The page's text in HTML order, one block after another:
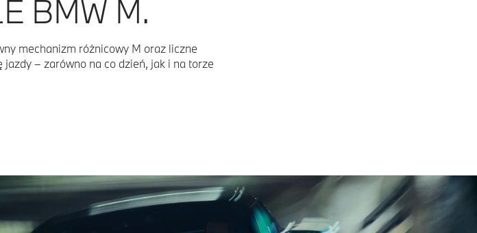
BMW M.
mechanizm różnicowy M oraz liczne
– zarówno na co dzień, jak i na torze